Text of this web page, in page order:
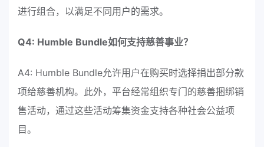
进行组合，以满足不同用户的需求。
Q4: Humble Bundle如何支持慈善事业？
A4: Humble Bundle允许用户在购买时选择捐出部分款
项给慈善机构。此外，平台经常组织专门的慈善捆绑销
售活动，通过这些活动筹集资金支持各种社会公益项
目。